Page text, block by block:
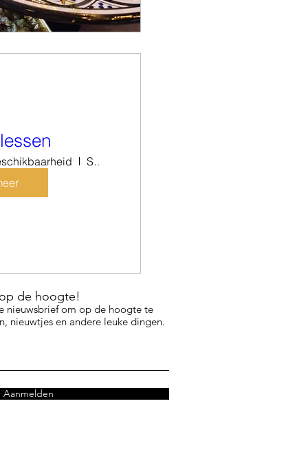
Sam's Kunsthuis
de hoogte!
nieuwsbrief om op de hoogte te
nieuwtjes en andere leuke dingen.
Aanmelden